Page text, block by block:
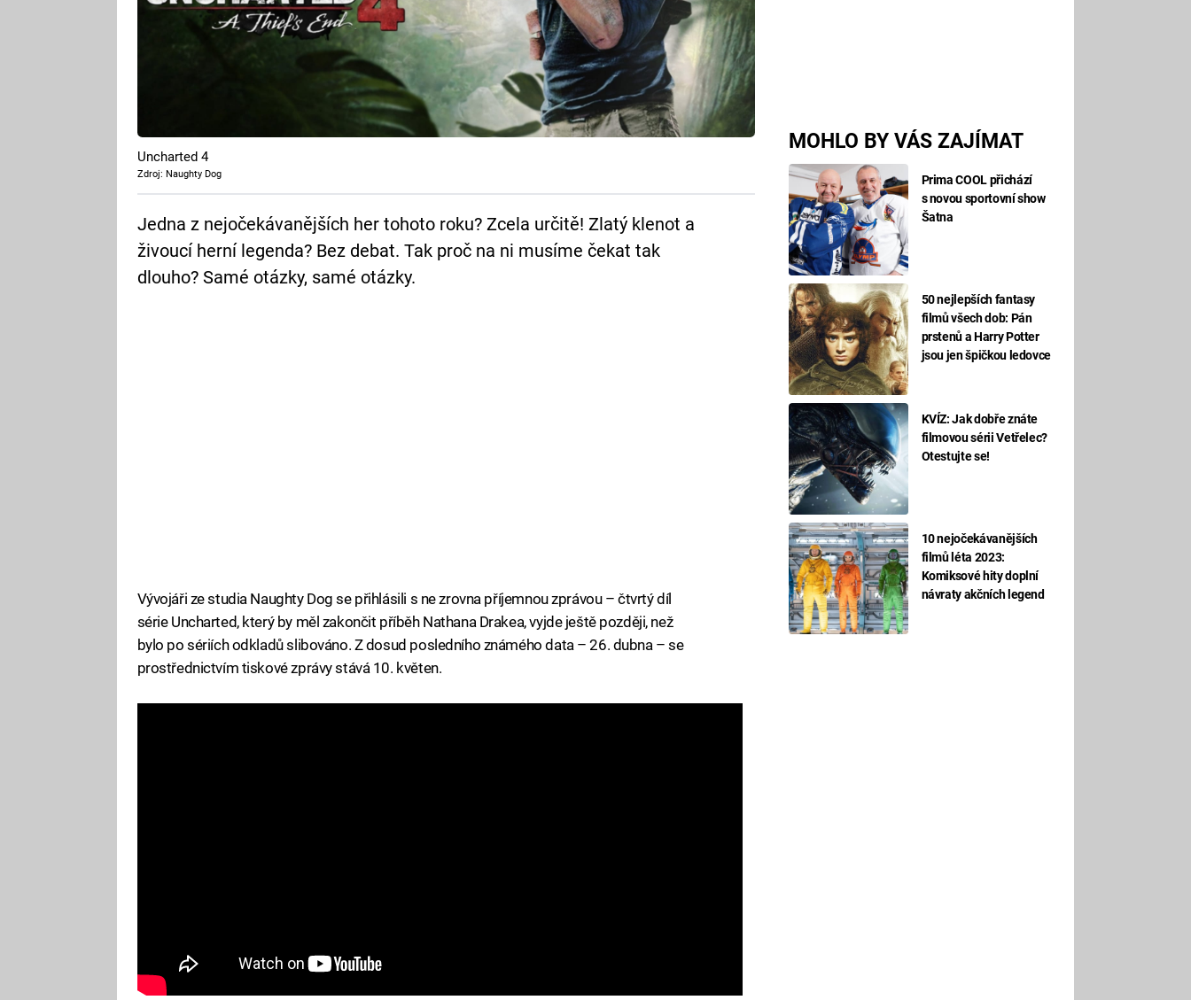
MOHLO BY VÁS ZAJÍMAT
Prima COOL přichází
s novou sportovní show
Šatna
50 nejlepších fantasy
filmů všech dob: Pán
prstenů a Harry Potter
jsou jen špičkou ledovce
KVÍZ: Jak dobře znáte
filmovou sérii Vetřelec?
Otestujte se!
10 nejočekávanějších
filmů léta 2023:
Komiksové hity doplní
návraty akčních legend
Uncharted 4
Zdroj: Naughty Dog
Jedna z nejočekávanějších her tohoto roku? Zcela určitě! Zlatý klenot a
živoucí herní legenda? Bez debat. Tak proč na ni musíme čekat tak
dlouho? Samé otázky, samé otázky.
Vývojáři ze studia Naughty Dog se přihlásili s ne zrovna příjemnou zprávou – čtvrtý díl
série Uncharted, který by měl zakončit příběh Nathana Drakea, vyjde ještě později, než
bylo po sériích odkladů slibováno. Z dosud posledního známého data – 26. dubna – se
prostřednictvím tiskové zprávy stává 10. květen.